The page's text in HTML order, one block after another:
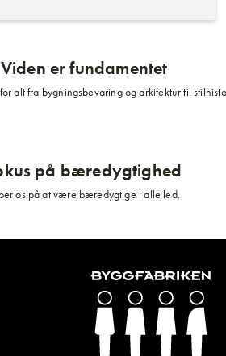
Viden er fundamentet
alt fra bygningsbevaring og arkitektur til
på bæredygtighed
os på at være bæredygtige i alle led.